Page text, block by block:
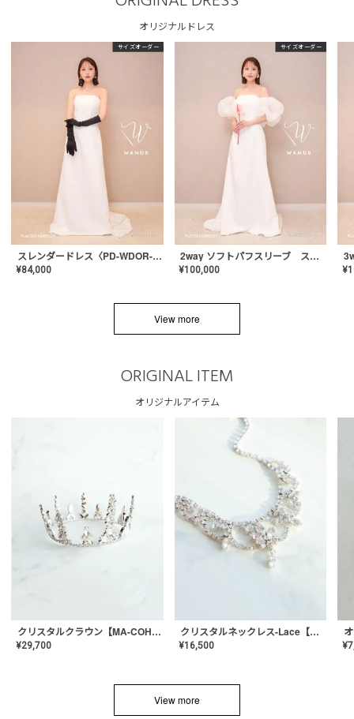
オリジナルドレス
サイズオーダー
スレンダードレス〈PD-WDOR-2110〉
¥84,000
サイズオーダー
2way ソフトパフスリーブ スレンダードレス〈PD-WDOR-2112〉
¥100,000 ¥
View more
ORIGINAL ITEM
オリジナルアイテム
クリスタルクラウン【MA-COHD-01】韓国風クラウン/ウェディングクラウン/ティアラ
¥29,700
クリスタルネックレス-Lace【MA-CONL-02】
¥16,500 ¥
View more